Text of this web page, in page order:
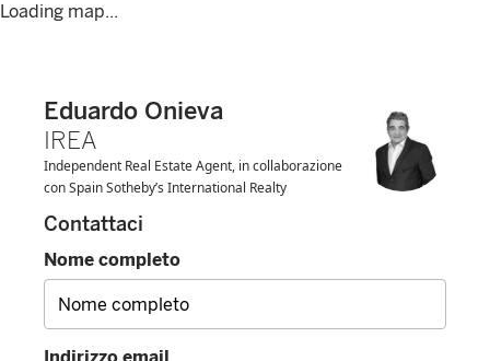
Loading map...
Eduardo Onieva
IREA
Independent Real Estate Agent, in collaborazione
con Spain Sotheby’s International Realty
Contattaci
Nome completo